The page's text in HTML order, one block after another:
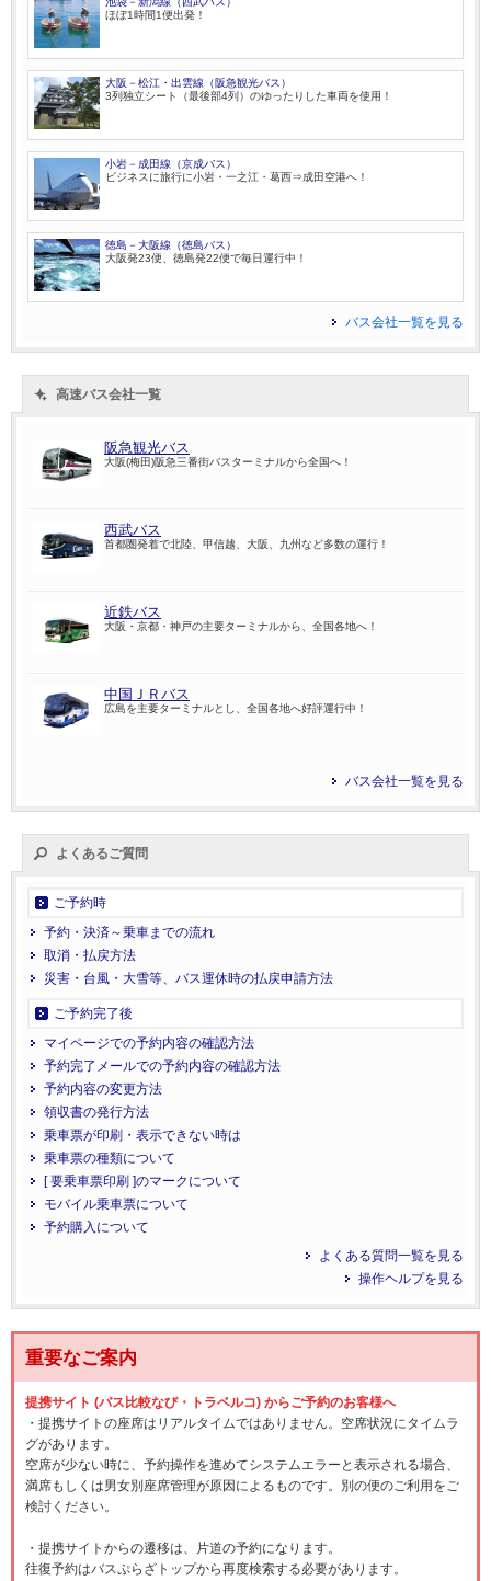
ほぼ1時間1便出発！
大阪－松江・出雲線（阪急観光バス）
3列独立シート（最後部4列）のゆったりした車両を使用！
小岩－成田線（京成バス）
ビジネスに旅行に小岩・一之江・葛西⇒成田空港へ！
徳島－大阪線（徳島バス）
大阪発23便、徳島発22便で毎日運行中！
バス会社一覧を見る
高速バス会社一覧
阪急観光バス
大阪(梅田)阪急三番街バスターミナルから全国へ！
西武バス
首都圏発着で北陸、甲信越、大阪、九州など多数の運行！
近鉄バス
大阪・京都・神戸の主要ターミナルから、全国各地へ！
中国ＪＲバス
広島を主要ターミナルとし、全国各地へ好評運行中！
バス会社一覧を見る
よくあるご質問
ご予約時
予約・決済～乗車までの流れ
取消・払戻方法
災害・台風・大雪等、バス運休時の払戻申請方法
ご予約完了後
マイページでの予約内容の確認方法
予約完了メールでの予約内容の確認方法
予約内容の変更方法
領収書の発行方法
乗車票が印刷・表示できない時は
乗車票の種類について
[ 要乗車票印刷 ]のマークについて
モバイル乗車票について
予約購入について
よくある質問一覧を見る
操作ヘルプを見る
重要なご案内
提携サイト (バス比較なび・トラベルコ) からご予約のお客様へ
・提携サイトの座席はリアルタイムではありません。空席状況にタイムラ
グがあります。
空席が少ない時に、予約操作を進めてシステムエラーと表示される場合、
満席もしくは男女別座席管理が原因によるものです。別の便のご利用をご
検討ください。
・提携サイトからの遷移は、片道の予約になります。
往復予約はバスぷらざトップから再度検索する必要があります。